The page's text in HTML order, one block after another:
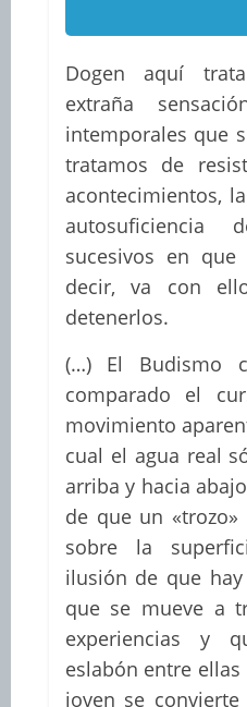
Dogen aquí
extraña
intemporales que
tratamos de
acontecimientos,
autosuficiencia
sucesivos en
decir, va con
detenerlos.
(…) El Budismo
comparado el
movimiento
cual el agua real
arriba y hacia
de que un
sobre la
ilusión de que
que se mueve a
experiencias y
eslabón entre
joven se